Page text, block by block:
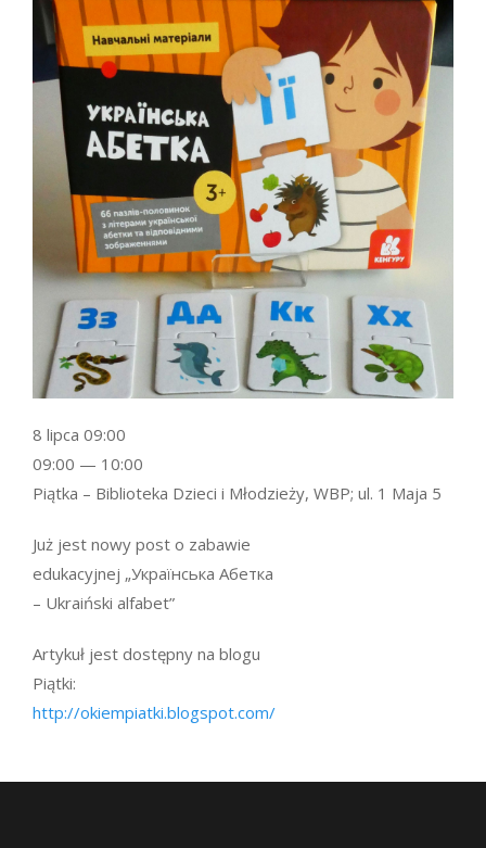
Już jest nowy post o zabawie
edukacyjnej „Українська Абетка
– Ukraiński alfabet”
Artykuł jest dostępny na blogu
Piątki:
http://okiempiatki.blogspot.com/
8 lipca 09:00
09:00 — 10:00
Piątka – Biblioteka Dzieci i Młodzieży, WBP; ul. 1 Maja 5